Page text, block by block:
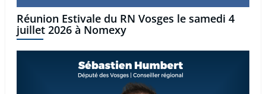
Réunion Estivale du RN Vosges le samedi 4
juillet 2026 à Nomexy